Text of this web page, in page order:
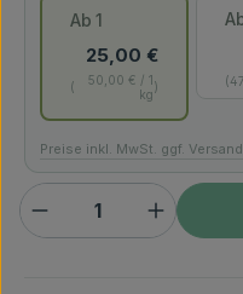
Ab 1
25,00 €
50,00 € / 1
kg
Preise inkl. MwSt. ggf.
Produkt Anzahl: Gib